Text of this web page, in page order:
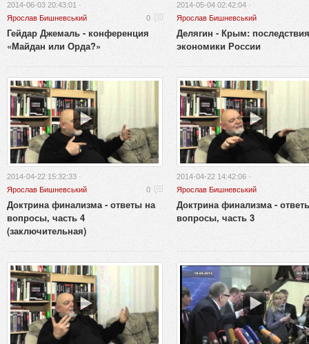
2014-06-03 20:43:01 ·
Ярослав Бишневський
0
Гейдар Джемаль - конференция
«Майдан или Орда?»
2014-05-04 02:42:04 ·
Ярослав Бишневський
Делягин - Крым:
экономики России
2014-04-22 15:32:33 ·
Ярослав Бишневський
0
Доктрина финализма - ответы на
вопросы, часть 4
(заключительная)
2014-04-22 14:42:06 ·
Ярослав Бишневський
Доктрина финализма -
вопросы, часть 3